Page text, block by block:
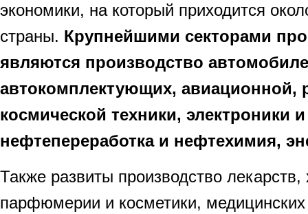
экономики, на который приходится
страны. Крупнейшими секторами
являются производство
автокомплектующих, авиационной,
космической техники, электроники
нефтепереработка и нефтехимия,
Также развиты производство лекарств,
парфюмерии и косметики, медицинских